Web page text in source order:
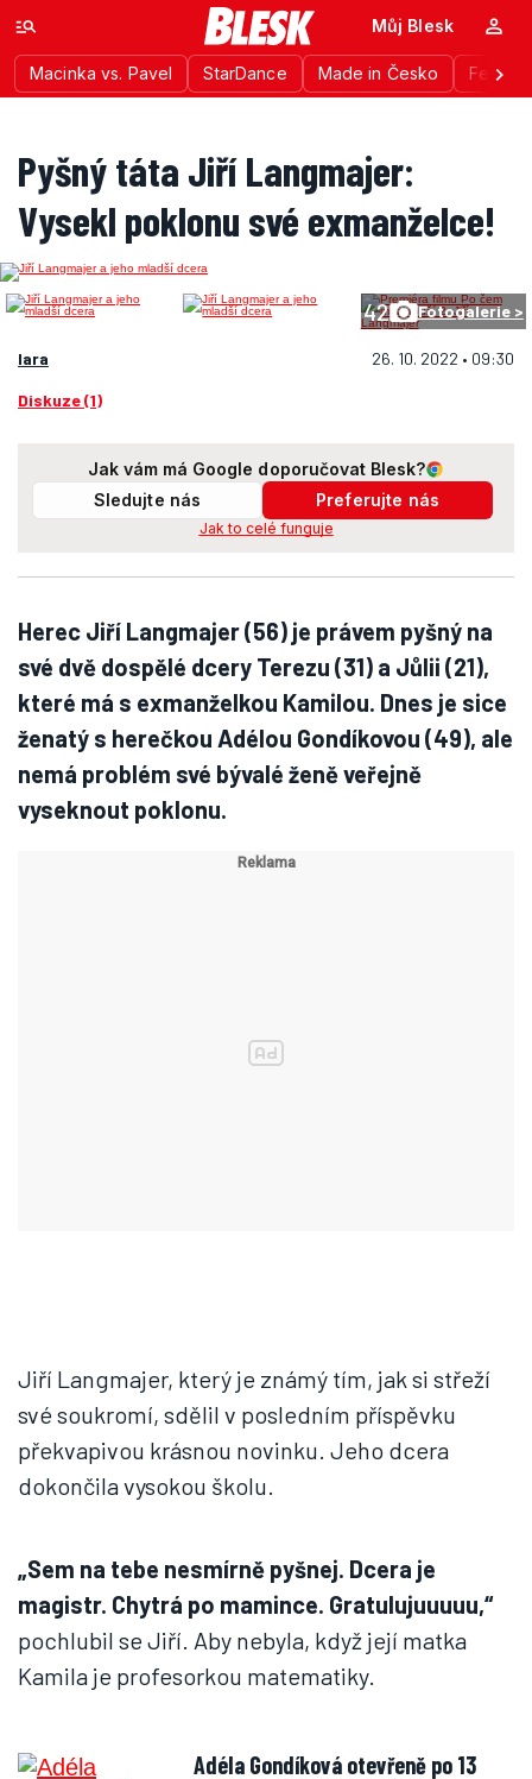
Macinka vs. Pavel StarDance Made in Česko
Můj Blesk
Pyšný táta Jiří Langmajer:
Vysekl poklonu své exmanželce!
42 Fotogalerie >
lara 26. 10. 2022 • 09:30
Diskuze (1)
Jak vám má Google doporučovat Blesk?
Sledujte nás
Preferujte nás
Jak to celé funguje
Herec Jiří Langmajer (56) je právem pyšný na
své dvě dospělé dcery Terezu (31) a Jůlii (21),
které má s exmanželkou Kamilou. Dnes je sice
ženatý s herečkou Adélou Gondíkovou (49), ale
nemá problém své bývalé ženě veřejně
vyseknout poklonu.
Jiří Langmajer, který je známý tím, jak si střeží
své soukromí, sdělil v posledním příspěvku
překvapivou krásnou novinku. Jeho dcera
dokončila vysokou školu.
„Sem na tebe nesmírně pyšnej. Dcera je
magistr. Chytrá po mamince. Gratulujuuuuu,“
pochlubil se Jiří. Aby nebyla, když její matka
Kamila je profesorkou matematiky.
Adéla Gondíková otevřeně po 13